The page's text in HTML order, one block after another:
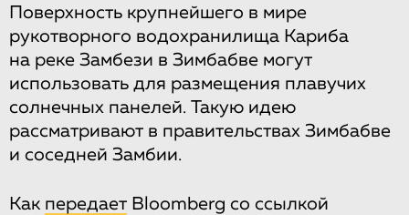
Поверхность крупнейшего в мире
рукотворного водохранилища Кариба
на реке Замбези в Зимбабве могут
использовать для размещения плавучих
солнечных панелей. Такую идею
рассматривают в правительствах Зимбабве
и соседней Замбии.
Как передает Bloomberg со ссылкой